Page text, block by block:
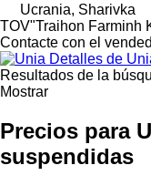
Ucrania, Sharivka
TOV"Traihon Farminh
Contacte con el
Detalles de
Resultados de la
Mostrar
Precios para
suspendidas